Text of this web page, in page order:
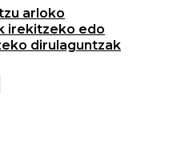
arloko
irekitzeko edo
dirulaguntzak